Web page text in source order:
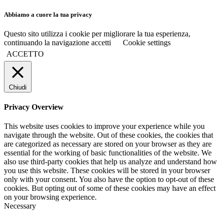
Abbiamo a cuore la tua privacy
Questo sito utilizza i cookie per migliorare la tua esperienza,
continuando la navigazione accetti
Cookie settings
ACCETTO
Chiudi
Privacy Overview
This website uses cookies to improve your experience while you
navigate through the website. Out of these cookies, the cookies that
are categorized as necessary are stored on your browser as they are
essential for the working of basic functionalities of the website. We
also use third-party cookies that help us analyze and understand how
you use this website. These cookies will be stored in your browser
only with your consent. You also have the option to opt-out of these
cookies. But opting out of some of these cookies may have an effect
on your browsing experience.
Necessary